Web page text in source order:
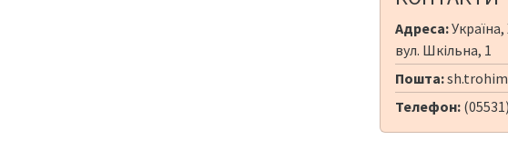
Адреса:
вул. Шкільна, 1
Пошта:
Телефон: